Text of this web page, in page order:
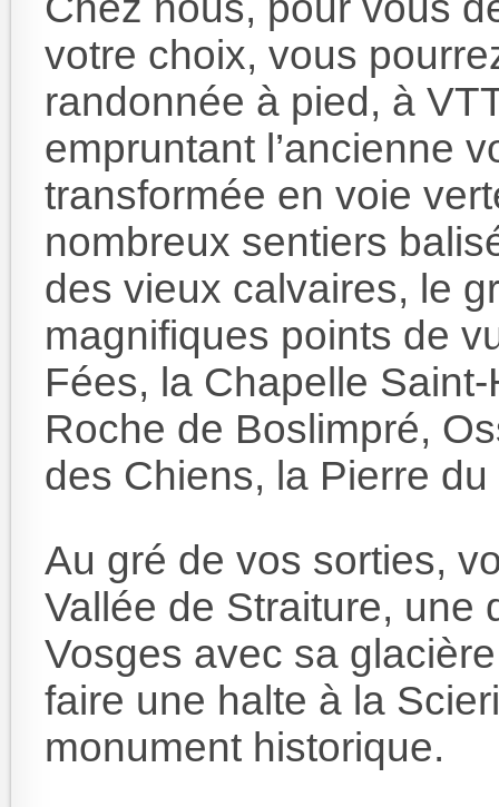
votre choix, vous
randonnée à pied, à
empruntant l’ancienne
transformée en voie
nombreux sentiers
des vieux calvaires, le
magnifiques points de
Fées, la Chapelle
Roche de Boslimpré,
des Chiens, la Pierre
Au gré de vos sorties,
Vallée de Straiture, une
Vosges avec sa
faire une halte à la
monument historique.